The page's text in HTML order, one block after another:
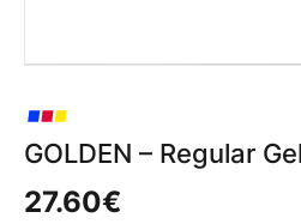
GOLDEN – Regular
27.60€